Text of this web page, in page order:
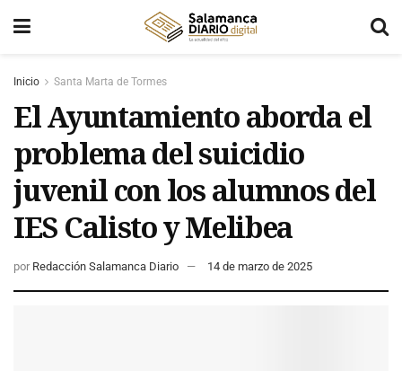
Inicio Santa Marta de Tormes
El Ayuntamiento aborda el
problema del suicidio
juvenil con los alumnos del
IES Calisto y Melibea
por Redacción Salamanca Diario 14 de marzo de 2025